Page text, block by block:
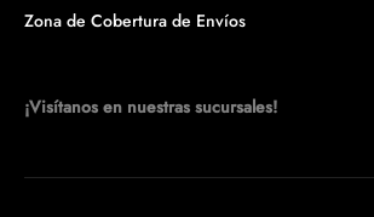
Zona de Cobertura de Envíos
¡Visítanos en nuestras sucursales!